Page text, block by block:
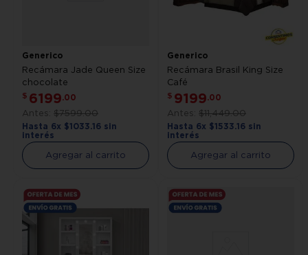
Generico
Recámara Jade Queen Size
chocolate
$ 6199.00
$7599.00
Hasta 6x $1033.16 sin
interés
Agregar al carrito
Generico
Recámara Brasil King Size
Café
$ 9199.00
$11,449.00
Hasta 6x $1533.16 sin
interés
Agregar al carrito